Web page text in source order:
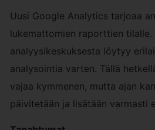
Uusi Google Analytics tarjoaa
lukemattomien raporttien tilalle.
analyysikeskuksesta löytyy
analysointia varten. Tällä
vajaa kymmenen, mutta ajan
päivitetään ja lisätään varmasti